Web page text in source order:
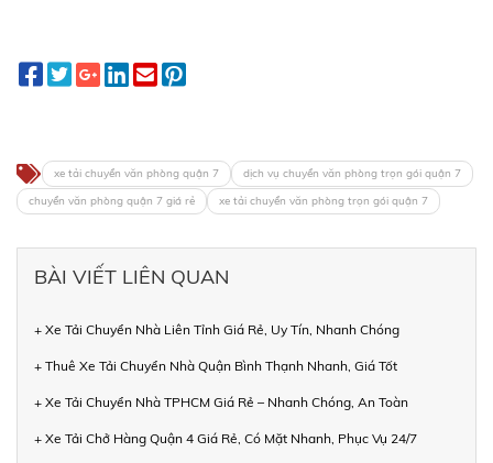
xe tải chuyển văn phòng quận 7
dịch vụ chuyển văn phòng trọn gói quận 7
chuyển văn phòng quận 7 giá rẻ
xe tải chuyển văn phòng trọn gói quận 7
BÀI VIẾT LIÊN QUAN
+ Xe Tải Chuyển Nhà Liên Tỉnh Giá Rẻ, Uy Tín, Nhanh Chóng
+ Thuê Xe Tải Chuyển Nhà Quận Bình Thạnh Nhanh, Giá Tốt
+ Xe Tải Chuyển Nhà TPHCM Giá Rẻ – Nhanh Chóng, An Toàn
+ Xe Tải Chở Hàng Quận 4 Giá Rẻ, Có Mặt Nhanh, Phục Vụ 24/7